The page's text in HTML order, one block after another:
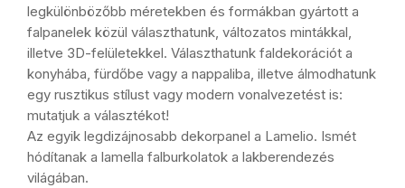
legkülönbözőbb méretekben és formákban gyártott a
falpanelek közül választhatunk, változatos mintákkal,
illetve 3D-felületekkel. Választhatunk faldekorációt a
konyhába, fürdőbe vagy a nappaliba, illetve álmodhatunk
egy rusztikus stílust vagy modern vonalvezetést is:
mutatjuk a választékot!
Az egyik legdizájnosabb dekorpanel a Lamelio. Ismét
hódítanak a lamella falburkolatok a lakberendezés
világában.